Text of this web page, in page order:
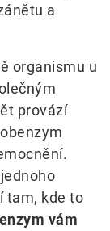
a
organismu u
provází
tam, kde to
vám